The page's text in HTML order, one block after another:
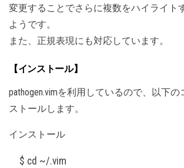
変更することでさらに複数をハイライト
ようです。
また、正規表現にも対応しています。
【インストール】
pathogen.vimを利用しているので、以下
ストールします。
インストール
$ cd ~/.vim